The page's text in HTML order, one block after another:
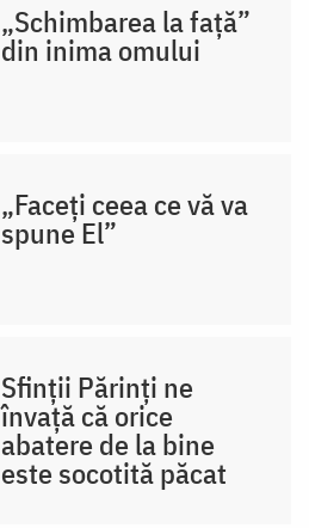
„Schimbarea la față”
din inima omului
„Faceți ceea ce vă va
spune El”
Sfinții Părinți ne
învață că orice
abatere de la bine
este socotită păcat